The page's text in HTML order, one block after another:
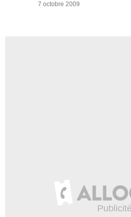
7 octobre 2009